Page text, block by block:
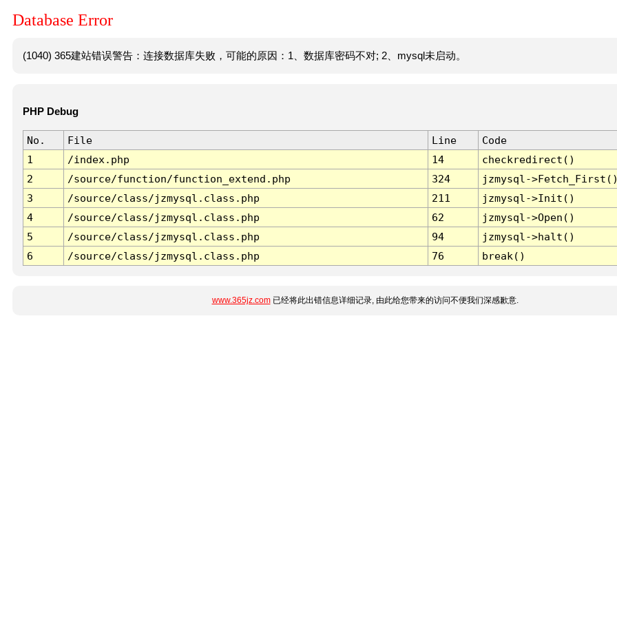
Database Error
(1040) 365建站错误警告：连接数据库失败，可能的原因：1、数据库密码不对; 2、mysql未启动。
PHP Debug
No. File Line
Code
1
/index.php 14
checkredirect()
2
/source/function/function_extend.php 324
jzmysql-
3
/source/class/jzmysql.class.php 211
jzmysql->Init()
4
/source/class/jzmysql.class.php 62
jzmysql->Open()
5
/source/class/jzmysql.class.php 94
jzmysql->halt()
6
/source/class/jzmysql.class.php 76 break()
www.365jz.com已经将此出错信息详细记录, 由此给您带来的访问不便我们深感歉意.